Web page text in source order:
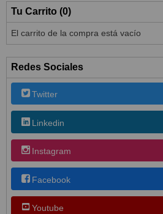
Tu Carrito (0)
El carrito de la compra está vacío
Redes Sociales
Twitter
Linkedin
Instagram
Facebook
Youtube